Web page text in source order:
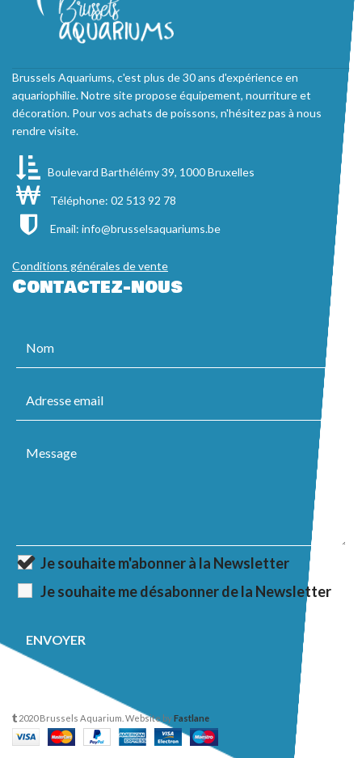
Brussels Aquariums, c'est plus de 30 ans d'expérience en
aquariophilie. Notre site propose équipement, nourriture et
décoration. Pour vos achats de poissons, n'hésitez pas à nous
rendre visite.
Boulevard Barthélémy 39, 1000 Bruxelles
Téléphone: 02 513 92 78
Email: info@brusselsaquariums.be
Conditions générales de vente
Contactez-nous
Je souhaite m'abonner à la Newsletter
Je souhaite me désabonner de la Newsletter
2020 Brussels Aquarium. Website byFastlane